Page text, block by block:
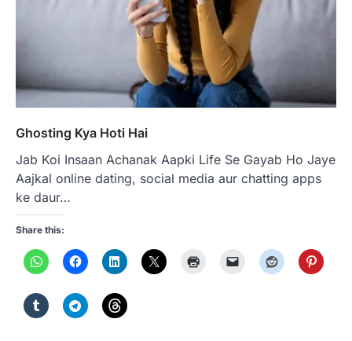
Ghosting Kya Hoti Hai
Jab Koi Insaan Achanak Aapki Life Se Gayab Ho Jaye
Aajkal online dating, social media aur chatting apps
ke daur…
Share this: